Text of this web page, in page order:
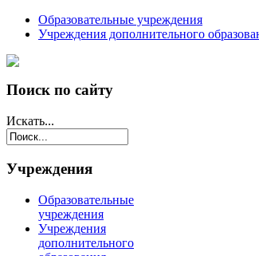
Образовательные учреждения
Учреждения дополнительного
Поиск по сайту
Искать...
Учреждения
Образовательные
учреждения
Учреждения
дополнительного